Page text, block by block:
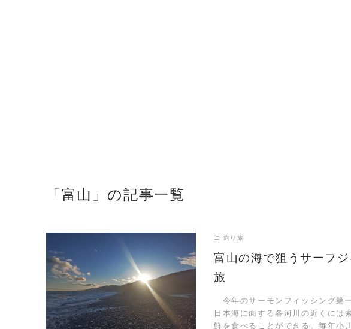
「富山」の記事一覧
READ MORE
釣り旅
富山の海で狙うサーフ
旅
今年のサーモンフィッシング第
日本海に面する各河川の近くには
鮮を食べることができる。毎年小